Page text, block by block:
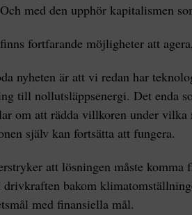
med den upphör kapitalismen
fortfarande möjligheter att
nyheten är att vi redan har
till nollutsläppsenergi. Det enda
om att rädda villkoren under vilka
själv kan fortsätta att fungera.
att lösningen måste komma
drivkraften bakom
med finansiella mål.